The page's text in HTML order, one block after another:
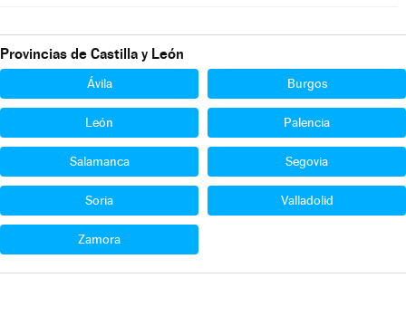
Provincias de Castilla y León
Ávila Burgos
León Palencia
Salamanca Segovia
Soria Valladolid
Zamora